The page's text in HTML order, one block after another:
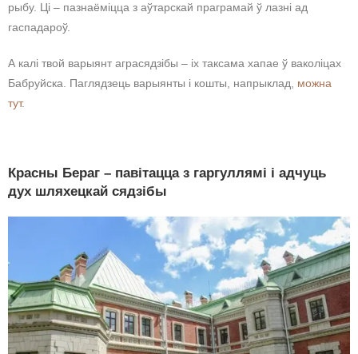
рыбу. Ці – пазнаёміцца з аўтарскай праграмай ў лазні ад
гаспадароў.
А калі твой варыянт аграсядзібы – іх таксама хапае ў ваколіцах
Бабруйска. Паглядзець варыянты і кошты, напрыклад, можна
тут.
Красны Бераг – павітацца з гаргуллямі і адчуць
дух шляхецкай сядзібы